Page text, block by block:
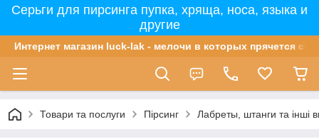
Серьги для пирсинга пупка, хряща, носа, языка и
другие
Интернет магазин luck-lak - мелочи в которых прячется
Товари та послуги Пірсинг Лабреты, штанги та інші